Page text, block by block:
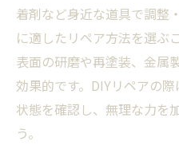
着剤など身近な道具で調整
に適したリペア方法を選ぶ
表面の研磨や再塗装、金属
効果的です。DIYリペアの
状態を確認し、無理な力を
う。